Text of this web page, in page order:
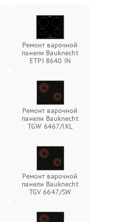
Ремонт варочной
панели Bauknecht
ETPI 8640 IN
Ремонт варочной
панели Bauknecht
TGW 6467/IXL
Ремонт варочной
панели Bauknecht
TGV 6647/SW